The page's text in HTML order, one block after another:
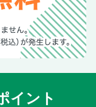
イント